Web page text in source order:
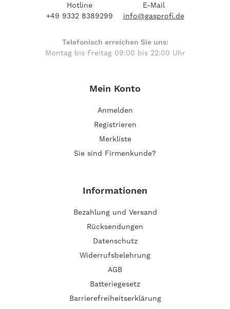
Hotline
+49 9332 8389299
E-Mail
info@gasprofi.de
Telefonisch erreichen Sie uns:
Montag bis Freitag 09:00 bis 22:00 Uhr
Mein Konto
Anmelden
Registrieren
Merkliste
Sie sind Firmenkunde?
Informationen
Bezahlung und Versand
Rücksendungen
Datenschutz
Widerrufsbelehrung
AGB
Batteriegesetz
Barrierefreiheitserklärung